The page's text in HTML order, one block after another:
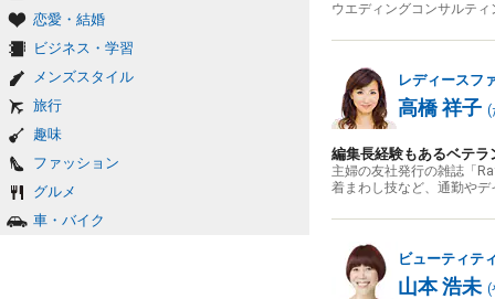
恋愛・結婚
ビジネス・学習
メンズスタイル
旅行
趣味
ファッション
グルメ
車・バイク
ウエディングコンサルテ
レディースフ
高橋 祥子 (
編集長経験もあるベテ
主婦の友社発行の雑誌「
着まわし技など、通勤や
ビューティテ
山本 浩未 (